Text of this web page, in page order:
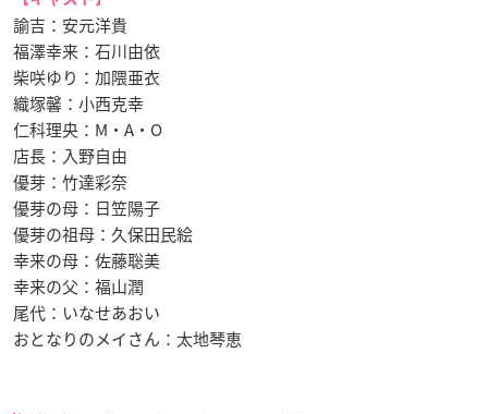
諭吉：安元洋貴
福澤幸来：石川由依
柴咲ゆり：加隈亜衣
織塚馨：小西克幸
仁科理央：M・A・O
店長：入野自由
優芽：竹達彩奈
優芽の母：日笠陽子
優芽の祖母：久保田民絵
幸来の母：佐藤聡美
幸来の父：福山潤
尾代：いなせあおい
おとなりのメイさん：太地琴恵